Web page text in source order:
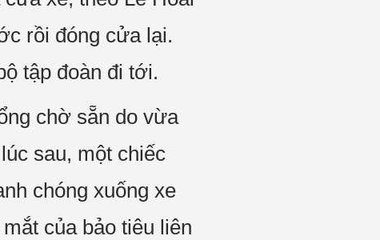
rồi đóng cửa lại.
tập đoàn đi tới.
chờ sẵn do vừa
sau, một chiếc
chóng xuống xe
của bảo tiêu liên